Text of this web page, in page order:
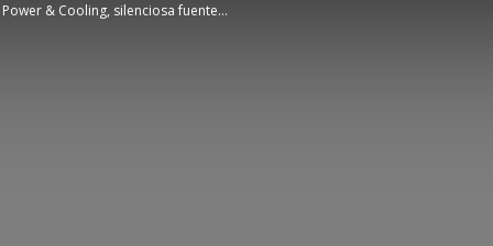
& Cooling, silenciosa fuente...